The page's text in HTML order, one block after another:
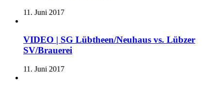
11. Juni 2017
VIDEO | SG Lübtheen/Neuhaus vs. Lübzer
SV/Brauerei
11. Juni 2017